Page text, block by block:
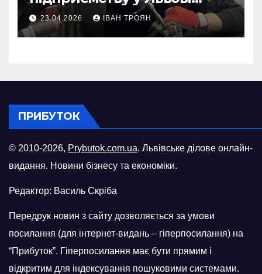
відновити виробничі
потужності після атаки
російського БПЛА
23.04.2026 ІВАН ТРОЯН
ПРИБУТОК
© 2010-2026, Prybutok.com.ua. Львівське ділове онлайн-
видання. Новини бізнесу та економіки.
Редактор: Василь Скріба
Передрук новин з сайту дозволяється за умови
посилання (для інтернет-видань – гіперпосилання) на
“Прибуток”. Гіперпосилання має бути прямим і
відкритим для індексування пошуковими системами.